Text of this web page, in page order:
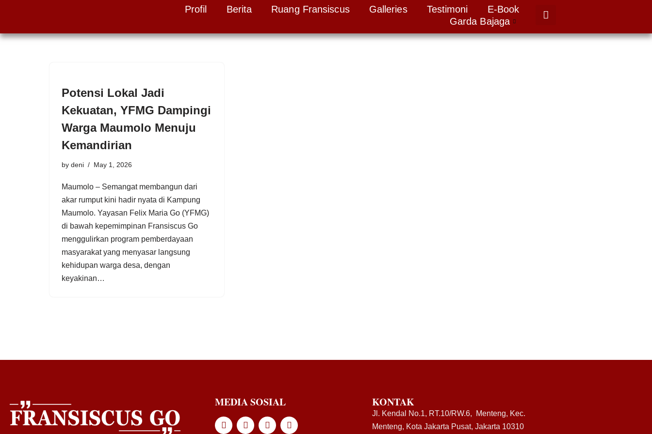
to
Profil Berita Ruang Fransiscus Galleries Testimoni
E-Book
Garda Bajaga
Potensi Lokal Jadi
Kekuatan, YFMG Dampingi
Warga Maumolo Menuju
Kemandirian
by deni May 1, 2026
Maumolo – Semangat membangun dari
akar rumput kini hadir nyata di Kampung
Maumolo. Yayasan Felix Maria Go (YFMG)
di bawah kepemimpinan Fransiscus Go
menggulirkan program pemberdayaan
masyarakat yang menyasar langsung
kehidupan warga desa, dengan
keyakinan…
MEDIA SOSIAL KONTAK
Jl. Kendal No.1, RT.10/RW.6, Menteng, Kec.
Menteng, Kota Jakarta Pusat, Jakarta 10310